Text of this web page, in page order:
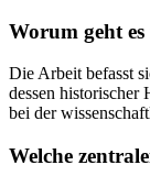
Worum geht
Die Arbeit befasst
dessen historischer
bei der
Welche